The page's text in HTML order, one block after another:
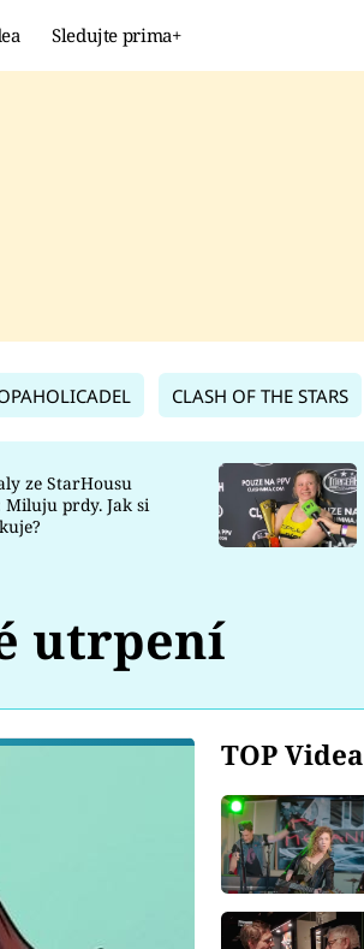
Sledujte prima+
CLASH OF THE STARS
ze StarHousu
prdy. Jak si
utrpení
TOP Videa